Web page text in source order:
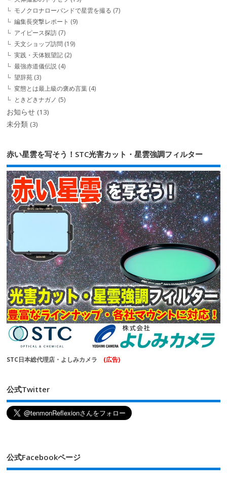
モノクロナローバンドで星雲を撮る (7)
編集長突撃レポート (9)
アイピース探訪 (7)
天文ショップ訪問 (19)
実践・天体観望記 (2)
最強赤道儀伝説 (4)
望辞苑 (3)
変態とは最上級の褒め言葉 (4)
ときどきナガノ (5)
お知らせ (13)
未分類 (3)
赤い星雲を写そう！STC光害カット・星雲強調フィルター
STC日本総代理店・よしみカメラ (広告)
公式Twitter
公式Facebookページ